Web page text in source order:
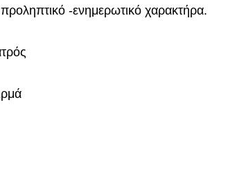
προληπτικό -ενημερωτικό χαρακτήρα.